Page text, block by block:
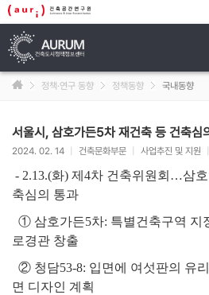
정책·연구 동향 정책동향 국내동향
서울시, 삼호가든5차 재건축 등 건축
2024. 02. 14 건축문화부문 사업추진 및 지원
- 2.13.(화) 제4차 건축위원회…삼
축심의 통과
① 삼호가든5차: 특별건축구역 지
로경관 창출
② 청담53-8: 입면에 여섯판의 유
면 디자인 계획